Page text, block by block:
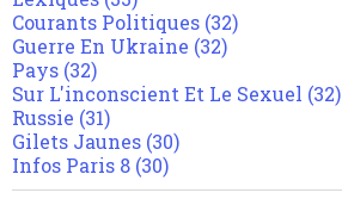
Courants Politiques (32)
Guerre En Ukraine (32)
Pays (32)
Sur L'inconscient Et Le Sexuel (32)
Russie (31)
Gilets Jaunes (30)
Infos Paris 8 (30)